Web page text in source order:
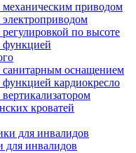
приводом
по высоте
функцией
оснащением
кардиокресло
кроватей
для инвалидов
для инвалидов